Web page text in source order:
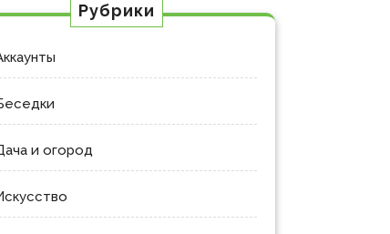
Рубрики
и огород